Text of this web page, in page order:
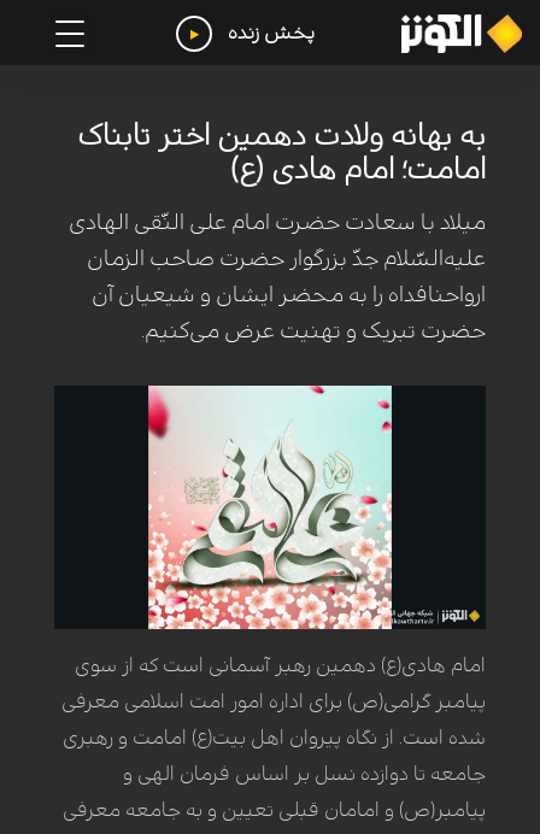
پخش زنده
به بهانه ولادت دهمین اختر تابناک
امامت؛ امام هادی (ع)
میلاد با سعادت حضرت امام علی النّقی الهادی
علیه‌السّلام جدّ بزرگوار حضرت صاحب الزمان
ارواحنافداه را به محضر ایشان و شیعیان آن
حضرت تبریک و تهنیت عرض می‌کنیم.
امام هادی(ع) دهمین رهبر آسمانی است که از سوی
پیامبر گرامی(ص) برای اداره امور امت اسلامی معرفی
شده است. از نگاه پیروان اهل بیت(ع) امامت و رهبری
جامعه تا دوازده نسل بر اساس فرمان الهی و
پیامبر(ص) و امامان قبلی تعیین و به جامعه معرفی